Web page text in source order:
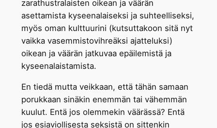
zarathustralaisten oikean ja väärän
asettamista kyseenalaiseksi ja suhteelliseksi,
myös oman kulttuurini (kutsuttakoon sitä nyt
vaikka vasemmistovihreäksi ajatteluksi)
oikean ja väärän jatkuvaa epäilemistä ja
kyseenalaistamista.
En tiedä mutta veikkaan, että tähän samaan
porukkaan sinäkin enemmän tai vähemmän
kuulut. Entä jos olemmekin väärässä? Entä
jos esiaviollisesta seksistä on sittenkin